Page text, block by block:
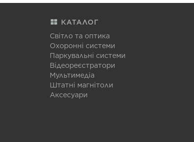
КАТАЛОГ
Світло та оптика
Охоронні системи
Паркувальні системи
Відеореєстратори
Мультимедіа
Штатні магнітоли
Аксесуари